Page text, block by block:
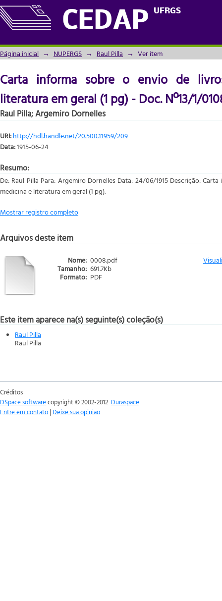
CEDAP UFRGS
Carta informa sobre o envio de livros
Nº13/1/0108 de 24/06/1915
Página inicial → NUPERGS → Raul Pilla → Ver item
Carta informa sobre o envio de
literatura em geral (1 pg) - Doc. Nº13/1/
Raul Pilla;Argemiro Dornelles
URI:http://hdl.handle.net/20.500.11959/209
Data:1915-06-24
Resumo:
De: Raul Pilla Para: Argemiro Dornelles Data: 24/06/1915 Descrição:
medicina e literatura em geral (1 pg).
Mostrar registro completo
Arquivos deste item
Nome: 0008.pdf
Tamanho: 691.7Kb
Formato: PDF
Este item aparece na(s) seguinte(s) coleção(s)
Raul Pilla
Raul Pilla
Créditos
DSpace softwarecopyright © 2002-2012 Duraspace
Entre em contato | Deixe sua opinião